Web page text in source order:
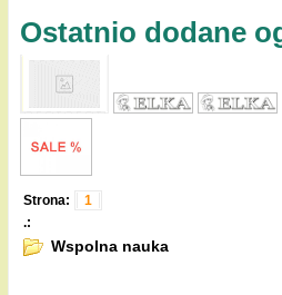
Ostatnio dodane
Strona:
1
.:
Wspolna nauka